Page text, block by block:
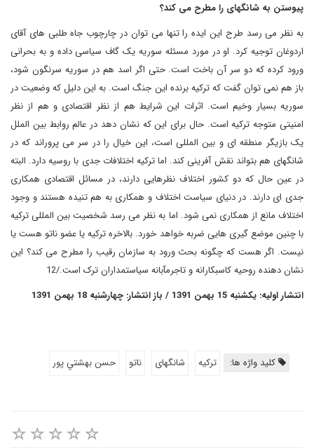
پیوستن به شانگهای را مطرح می کند؟
به نظر می رسد طرح این ایده را تنها می توان در چارچوب جاه طلبی های آقای
اردوغان توجیه کرد. او در مورد مسئله سوریه یک گاف سیاسی داده و به بحرانی
ورود کرده که دو سر آن باخت است. حتی اگر اسد هم در سوریه سرنگون شود،
باز هم نمی توان گفت که ترکیه برنده این جنگ است. به این دلیل که وضعیت در
سوریه بسیار وخیم است. اثرات این شرایط هم از نظر اقتصادی و هم از نظر
امنیتی متوجه ترکیه است. حال برای این که نشان دهد در عالم روابط بین الملل
یک بازیگر منطقه ای و بین المللی است، این خیال را در سر می پروراند که در
شانگهای هم بتواند نقش آفرینی کند. اما ترکیه اختلافات جدی با روسیه دارد. البته
در عین حال که دو کشور اختلاف نظرهایی دارند، در مسائل اقتصادی همکاری
جدی ای دارند. در دنیای سیاست اختلاف و همکاری به هم تنیده هستند و وجود
اختلاف مانع از همکاری نمی شود. اما به نظر می رسد شخصیت بین المللی ترکیه
با چنین موضع گیری هایی ضربه خواهد خورد. بالاخره ترکیه یا عضو ناتو هست یا
نیست. اگر هست که چگونه بحث ورود به سازمان رقیب را مطرح می کند؟ این
نشان دهنده روحیه کاسبکارانه و تاجرمآبانه سیاستمداران ترک است./12
انتشار اولیه: یکشنبه 15 بهمن 1391 / باز انتشار: چهارشنبه 18 بهمن 1391
کلید واژه ها: ترکیه شانگهای ناتو حسن بهشتي پور